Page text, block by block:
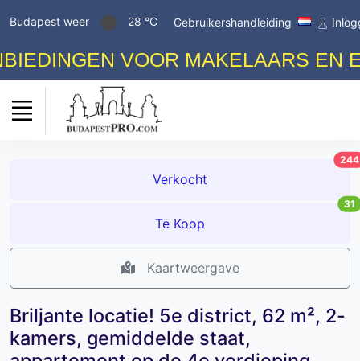
Budapest weer 28 °C Gebruikershandleiding
VOOR MAKELAARS EN
Verkocht
244
Te Koop
31
Kaartweergave
Briljante locatie! 5e district, 62 m², 2-
kamers, gemiddelde staat,